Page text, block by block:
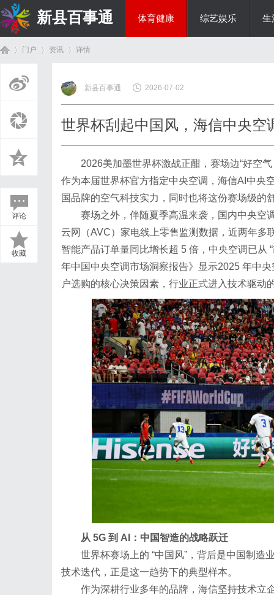
新县百事通 体育健康 综艺娱乐 生
门户 资讯
›
详情
评论
收藏
新县百事通 2026-07-02
世界杯刮起中国风，海信中央空
2026美加墨世界杯激战正酣，赛场边“好空
作为本届世界杯官方指定中央空调，海信AI中央
国品牌的空气科技实力，同时也将这份赛场级的
赛场之外，伴随夏季高温来袭，国内中央空
云网（AVC）家电线上零售监测数据，近两年多
智能产品订单量同比增长超 5 倍，中央空调已从
年中国中央空调市场洞察报告》显示2025 年中
户选购的核心决策因素，行业正式进入技术驱动
从 5G 到 AI：中国智造的战略跃迁
世界杯赛场上的 “中国风”，背后是中国制造
技术迭代，正是这一趋势下的典型样本。
作为深耕行业多年的品牌，海信坚持技术立